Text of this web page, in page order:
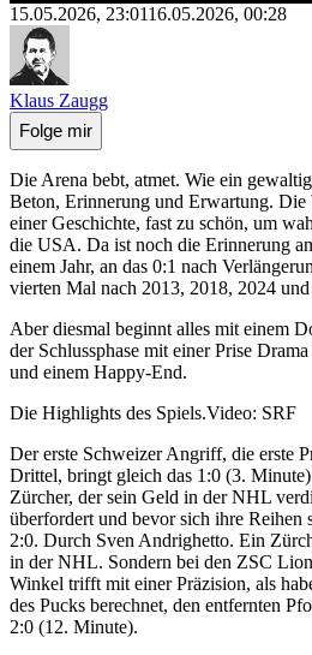
15.05.2026, 23:0116.05.2026, 00:28
Klaus Zaugg
Folge mir
Die Arena bebt, atmet. Wie ein
Beton, Erinnerung und Erwartung.
einer Geschichte, fast zu schön, um
die USA. Da ist noch die Erinnerung
einem Jahr, an das 0:1 nach
vierten Mal nach 2013, 2018, 2024
Aber diesmal beginnt alles mit einem
der Schlussphase mit einer Prise
und einem Happy-End.
Die Highlights des Spiels.Video: SRF
Der erste Schweizer Angriff, die erste
Drittel, bringt gleich das 1:0 (3.
Zürcher, der sein Geld in der NHL
überfordert und bevor sich ihre Reihen
2:0. Durch Sven Andrighetto. Ein
in der NHL. Sondern bei den ZSC
Winkel trifft mit einer Präzision, als
des Pucks berechnet, den entfernten
2:0 (12. Minute).